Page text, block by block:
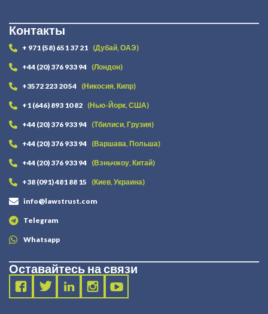
Контакты
+ 971 (58) 651 37 21 (Дубай, ОАЭ)
+44 (20) 376 933 94 (Лондон)
+3572 223 20 54 (Никосия, Кипр)
+1 (646) 893 10 82 (Нью-Йорк, США)
+44 (20) 376 933 94 (Тбилиси, Грузия)
+44 (20) 376 933 94 (Варшава, Польша)
+44 (20) 376 933 94 (Вэньчжоу, Китай)
+38 (091) 481 88 15 (Киев, Украина)
info@lawstrust.com
Telegram
Whatsapp
Оставайтесь на связи